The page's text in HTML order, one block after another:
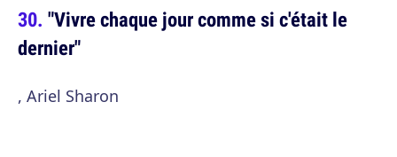
"Vivre chaque jour comme si c'était le
dernier"
, Ariel Sharon